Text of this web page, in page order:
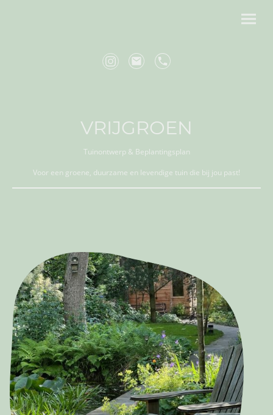
VRIJGROEN
Tuinontwerp & Beplantingsplan
Voor een groene, duurzame en levendige tuin die bij jou past!